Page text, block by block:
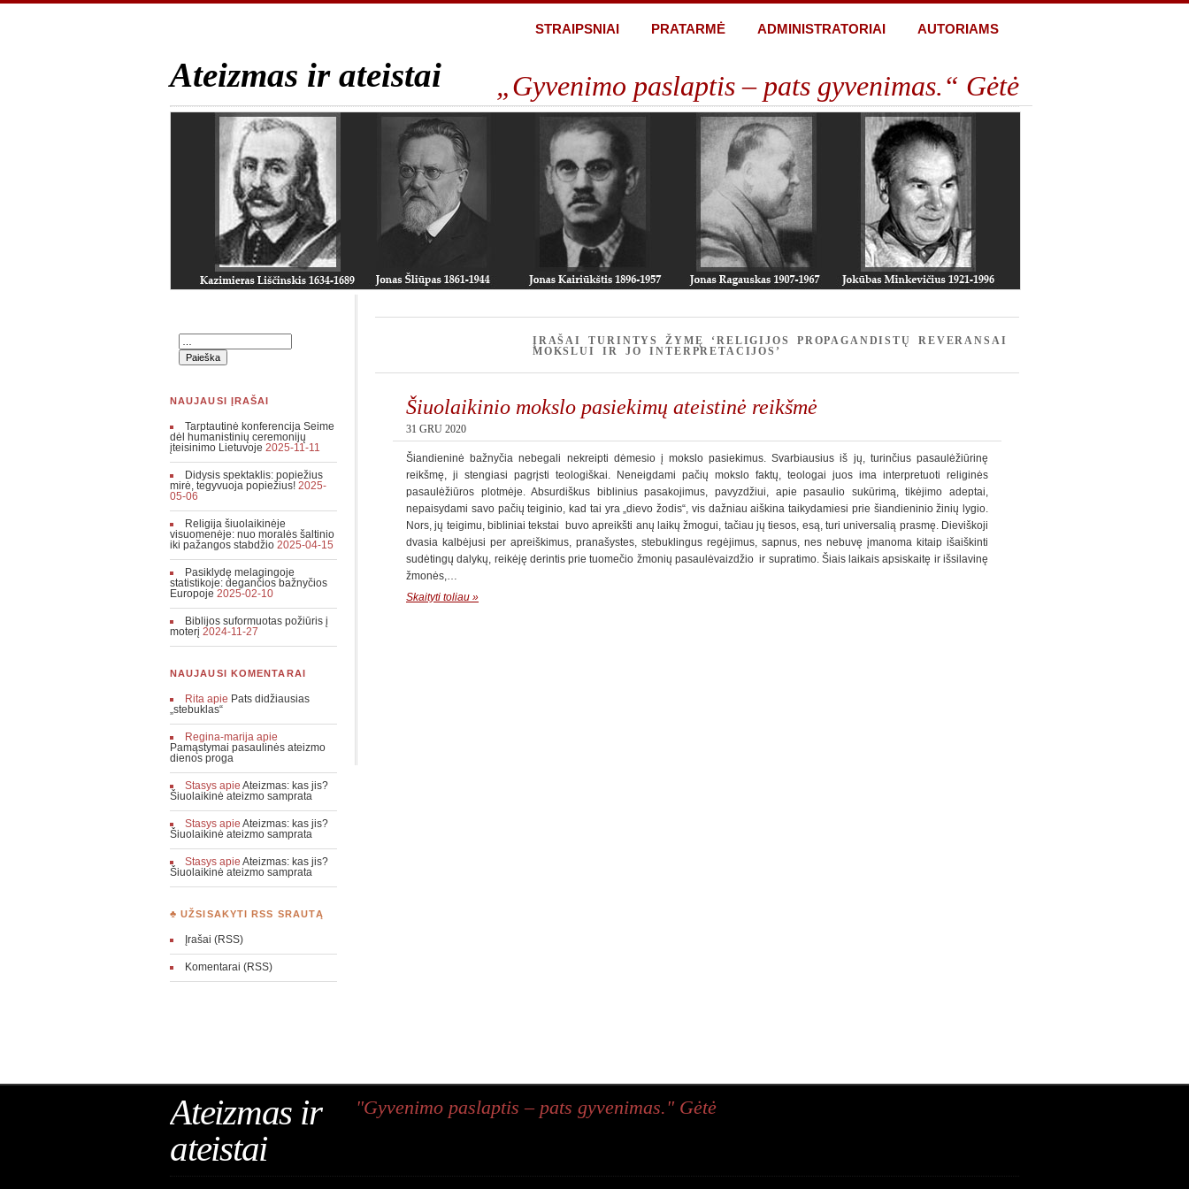
STRAIPSNIAI PRATARMĖ ADMINISTRATORIAI AUTORIAMS
Ateizmas ir ateistai „Gyvenimo paslaptis – pats gyvenimas.“ Gėtė
ĮRAŠAI TURINTYS ŽYMĘ ‘RELIGIJOS PROPAGANDISTŲ REVERANSAI
MOKSLUI IR JO INTERPRETACIJOS’
Šiuolaikinio mokslo pasiekimų ateistinė reikšmė
31 GRU 2020
Šiandieninė bažnyčia nebegali nekreipti dėmesio į mokslo pasiekimus. Svarbiausius iš jų, turinčius pasaulėžiūrinę
reikšmę, ji stengiasi pagrįsti teologiškai. Neneigdami pačių mokslo faktų, teologai juos ima interpretuoti religinės
pasaulėžiūros plotmėje. Absurdiškus biblinius pasakojimus, pavyzdžiui, apie pasaulio sukūrimą, tikėjimo adeptai,
nepaisydami savo pačių teiginio, kad tai yra „dievo žodis“, vis dažniau aiškina taikydamiesi prie šiandieninio žinių lygio.
Nors, jų teigimu, bibliniai tekstai buvo apreikšti anų laikų žmogui, tačiau jų tiesos, esą, turi universalią prasmę. Dieviškoji
dvasia kalbėjusi per apreiškimus, pranašystes, stebuklingus regėjimus, sapnus, nes nebuvę įmanoma kitaip išaiškinti
sudėtingų dalykų, reikėję derintis prie tuomečio žmonių pasaulėvaizdžio ir supratimo. Šiais laikais apsiskaitę ir išsilavinę
žmonės,…
Skaityti toliau »
NAUJAUSI ĮRAŠAI
Tarptautinė konferencija Seime
dėl humanistinių ceremonijų
įteisinimo Lietuvoje 2025-11-11
Didysis spektaklis: popiežius
mirė, tegyvuoja popiežius! 2025-
05-06
Religija šiuolaikinėje
visuomenėje: nuo moralės šaltinio
iki pažangos stabdžio 2025-04-15
Pasiklydę melagingoje
statistikoje: degančios bažnyčios
Europoje 2025-02-10
Biblijos suformuotas požiūris į
moterį 2024-11-27
NAUJAUSI KOMENTARAI
Rita apie Pats didžiausias
„stebuklas“
Regina-marija apie
Pamąstymai pasaulinės ateizmo
dienos proga
Stasys apieAteizmas: kas jis?
Šiuolaikinė ateizmo samprata
Stasys apieAteizmas: kas jis?
Šiuolaikinė ateizmo samprata
Stasys apieAteizmas: kas jis?
Šiuolaikinė ateizmo samprata
♣ UŽSISAKYTI RSS SRAUTĄ
Įrašai (RSS)
Komentarai (RSS)
Ateizmas ir
ateistai
"Gyvenimo paslaptis – pats gyvenimas." Gėtė